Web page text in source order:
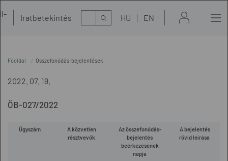
Iratbetekintés Kereső HU EN
Főoldal Összefonódás-bejelentések
2022. 07. 19.
ÖB-027/2022
Ügyszám
A közvetlen
résztvevők
Az összefonódás-
bejelentés
beérkezésének
napja
A bejelentés
rövid leírása